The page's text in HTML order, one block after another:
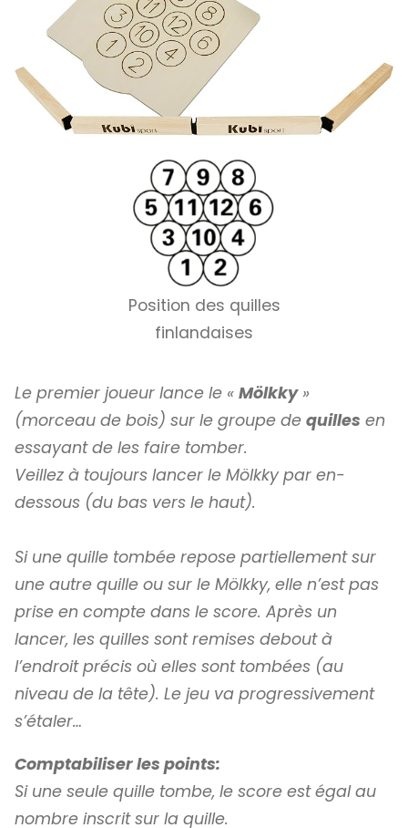
Position des quilles
finlandaises
Le premier joueur lance le « Mölkky»
(morceau de bois) sur le groupe de quilles en
essayant de les faire tomber.
Veillez à toujours lancer le Mölkky par en-
dessous (du bas vers le haut).
Si une quille tombée repose partiellement sur
une autre quille ou sur le Mölkky, elle n’est pas
prise en compte dans le score. Après un
lancer, les quilles sont remises debout à
l’endroit précis où elles sont tombées (au
niveau de la tête). Le jeu va progressivement
s’étaler…
Comptabiliser les points:
Si une seule quille tombe, le score est égal au
nombre inscrit sur la quille.